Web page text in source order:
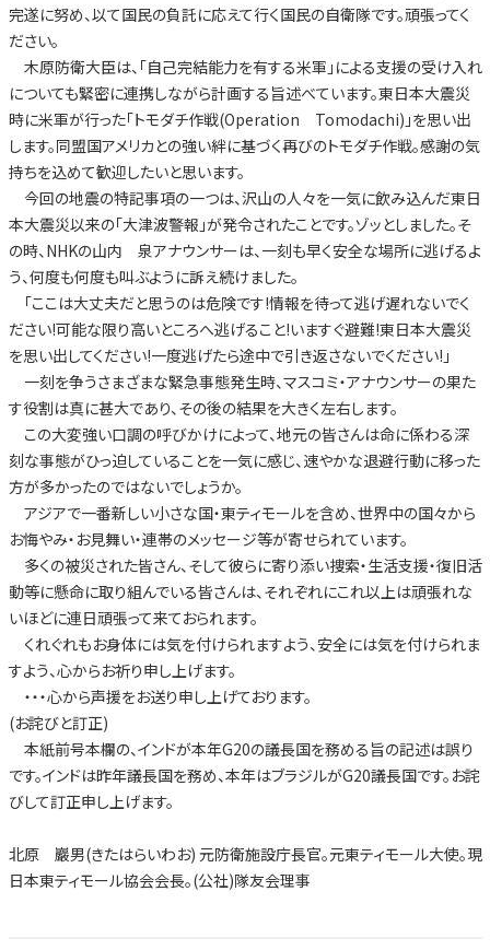
完遂に努め、以て国民の負託に応えて行く国民の自衛隊です。頑張ってく
ださい。
木原防衛大臣は、「自己完結能力を有する米軍」による支援の受け入れ
についても緊密に連携しながら計画する旨述べています。東日本大震災
時に米軍が行った「トモダチ作戦(Operation Tomodachi)」を思い出
します。同盟国アメリカとの強い絆に基づく再びのトモダチ作戦。感謝の気
持ちを込めて歓迎したいと思います。
今回の地震の特記事項の一つは、沢山の人々を一気に飲み込んだ東日
本大震災以来の「大津波警報」が発令されたことです。ゾッとしました。そ
の時、NHKの山内 泉アナウンサーは、一刻も早く安全な場所に逃げるよ
う、何度も何度も叫ぶように訴え続けました。
「ここは大丈夫だと思うのは危険です!情報を待って逃げ遅れないでく
ださい!可能な限り高いところへ逃げること!いますぐ避難!東日本大震災
を思い出してください!一度逃げたら途中で引き返さないでください!」
一刻を争うさまざまな緊急事態発生時、マスコミ・アナウンサーの果た
す役割は真に甚大であり、その後の結果を大きく左右します。
この大変強い口調の呼びかけによって、地元の皆さんは命に係わる深
刻な事態がひっ迫していることを一気に感じ、速やかな退避行動に移った
方が多かったのではないでしょうか。
アジアで一番新しい小さな国・東ティモールを含め、世界中の国々から
お悔やみ・お見舞い・連帯のメッセージ等が寄せられています。
多くの被災された皆さん、そして彼らに寄り添い捜索・生活支援・復旧活
動等に懸命に取り組んでいる皆さんは、それぞれにこれ以上は頑張れな
いほどに連日頑張って来ておられます。
くれぐれもお身体には気を付けられますよう、安全には気を付けられま
すよう、心からお祈り申し上げます。
・・・心から声援をお送り申し上げております。
(お詫びと訂正)
本紙前号本欄の、インドが本年G20の議長国を務める旨の記述は誤り
です。インドは昨年議長国を務め、本年はブラジルがG20議長国です。お詫
びして訂正申し上げます。
北原 巖男(きたはらいわお) 元防衛施設庁長官。元東ティモール大使。現
日本東ティモール協会会長。(公社)隊友会理事